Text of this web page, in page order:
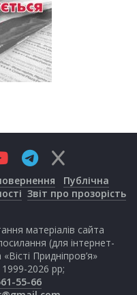
Публічна
Звіт про прозорість
матеріалів сайта
(для інтернет-
Придніпров’я»
2026 рр;
55-66